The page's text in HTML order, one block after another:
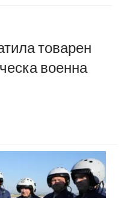
товарен
военна